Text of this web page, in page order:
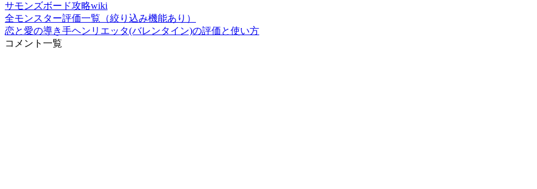
サモンズボード攻略wiki
全モンスター評価一覧（絞り込み機能あり）
恋と愛の導き手ヘンリエッタ(バレンタイン)の評価と使い方
コメント一覧